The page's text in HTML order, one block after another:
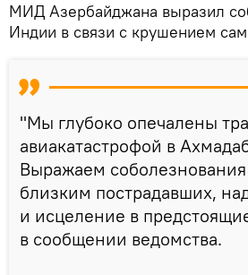
МИД Азербайджана выразил
Индии в связи с крушением
"Мы глубоко опечалены
авиакатастрофой в
Выражаем
близким пострадавших,
и исцеление в
в сообщении ведомства.